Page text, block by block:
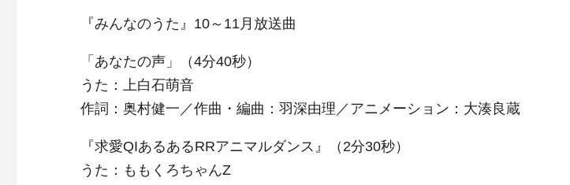
『みんなのうた』10～11月放送曲
「あなたの声」（4分40秒）
うた：上白石萌音
作詞：奥村健一／作曲・編曲：羽深由理／アニメーション：大湊良蔵
『求愛QIあるあるRRアニマルダンス』（2分30秒）
うた：ももくろちゃんZ